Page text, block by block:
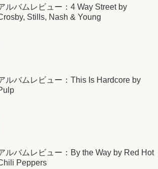
ルバムレビュー：4 Way Street by
Stills, Nash & Young
ルバムレビュー：This Is Hardcore by
ルバムレビュー：By the Way by Red Hot
Peppers